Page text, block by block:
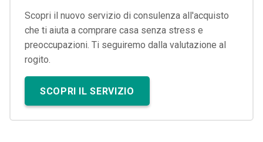
Scopri il nuovo servizio di consulenza all'acquisto
che ti aiuta a comprare casa senza stress e
preoccupazioni. Ti seguiremo dalla valutazione al
rogito.
SCOPRI IL SERVIZIO